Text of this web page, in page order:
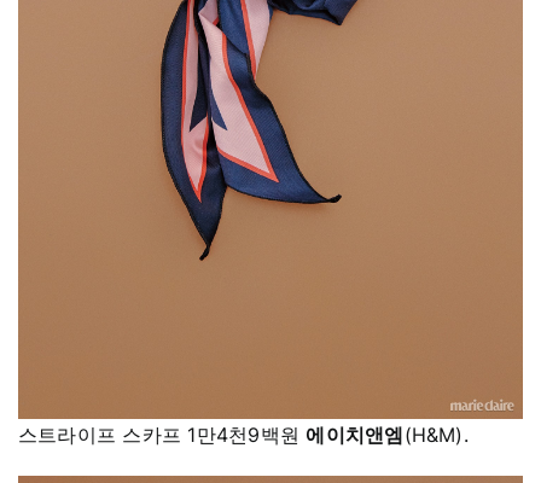
스트라이프 스카프 1만4천9백원 에이치앤엠(H&M).